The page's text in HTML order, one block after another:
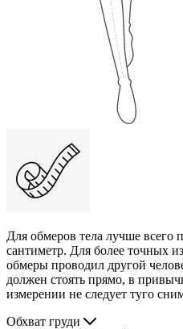
Для обмеров тела лучше всего
сантиметр. Для более точных
обмеры проводил другой
должен стоять прямо, в
измерении не следует туго
Обхват груди